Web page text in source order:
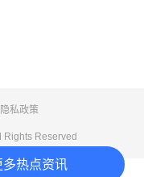
热点资讯
隐私政策
Rights Reserved